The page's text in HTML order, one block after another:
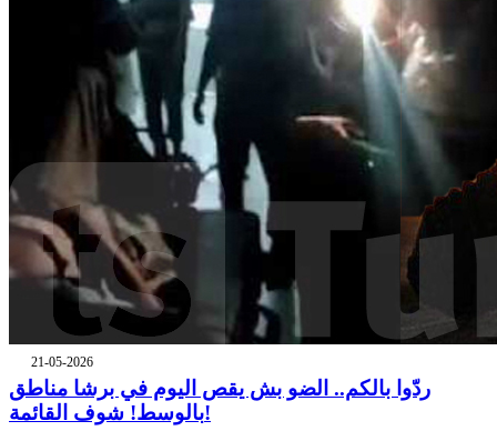
21-05-2026
ردّوا بالكم.. الضو بش يقص اليوم في برشا مناطق
بالوسط! شوف القائمة!